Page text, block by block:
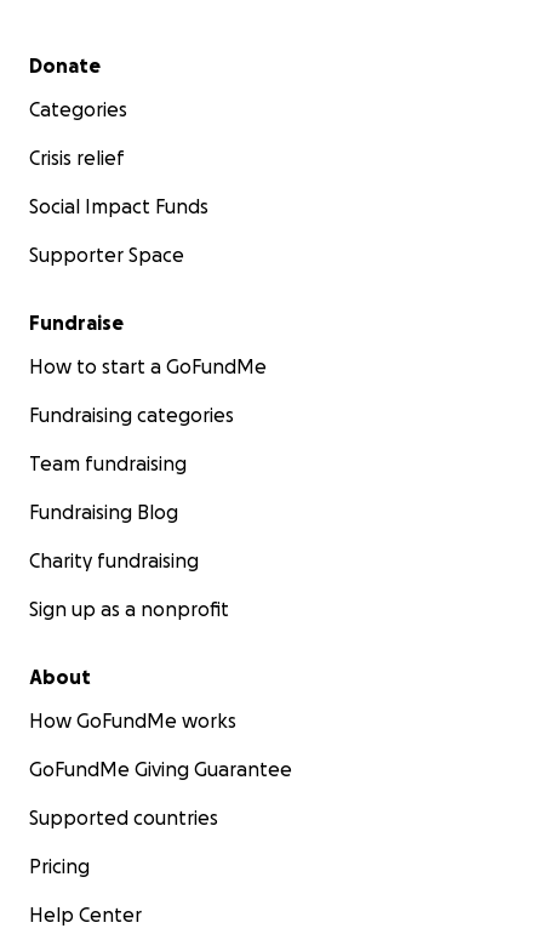
Secondary menu
Donate
Categories
Crisis relief
Social Impact Funds
Supporter Space
Fundraise
How to start a GoFundMe
Fundraising categories
Team fundraising
Fundraising Blog
Charity fundraising
Sign up as a nonprofit
About
How GoFundMe works
GoFundMe Giving Guarantee
Supported countries
Pricing
Help Center